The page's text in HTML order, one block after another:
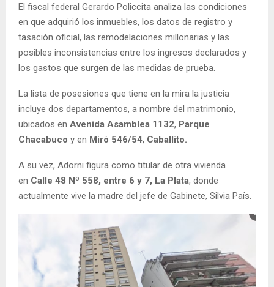
El fiscal federal Gerardo Policcita analiza las condiciones
en que adquirió los inmuebles, los datos de registro y
tasación oficial, las remodelaciones millonarias y las
posibles inconsistencias entre los ingresos declarados y
los gastos que surgen de las medidas de prueba.
La lista de posesiones que tiene en la mira la justicia
incluye dos departamentos, a nombre del matrimonio,
ubicados en Avenida Asamblea 1132, Parque
Chacabuco y en Miró 546/54, Caballito.
A su vez, Adorni figura como titular de otra vivienda
en Calle 48 Nº 558, entre 6 y 7, La Plata, donde
actualmente vive la madre del jefe de Gabinete, Silvia País.